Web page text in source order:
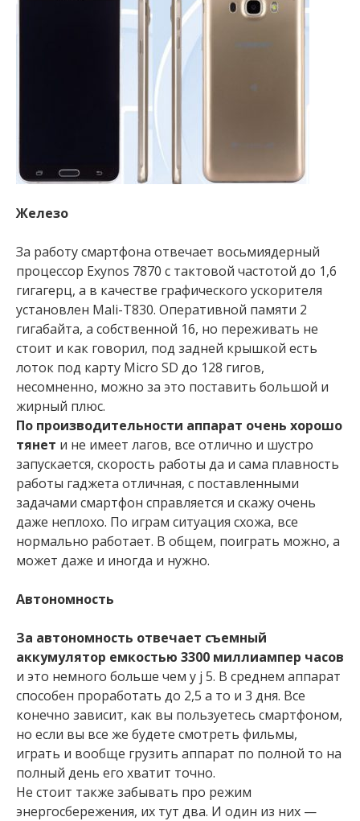
Железо
За работу смартфона отвечает восьмиядерный
процессор Exynos 7870 с тактовой частотой до 1,6
гигагерц, а в качестве графического ускорителя
установлен Mali-T830. Оперативной памяти 2
гигабайта, а собственной 16, но переживать не
стоит и как говорил, под задней крышкой есть
лоток под карту Micro SD до 128 гигов,
несомненно, можно за это поставить большой и
жирный плюс.
По производительности аппарат очень хорошо
тянет и не имеет лагов, все отлично и шустро
запускается, скорость работы да и сама плавность
работы гаджета отличная, с поставленными
задачами смартфон справляется и скажу очень
даже неплохо. По играм ситуация схожа, все
нормально работает. В общем, поиграть можно, а
может даже и иногда и нужно.
Автономность
За автономность отвечает съемный
аккумулятор емкостью 3300 миллиампер часов
и это немного больше чем у j 5. В среднем аппарат
способен проработать до 2,5 а то и 3 дня. Все
конечно зависит, как вы пользуетесь смартфоном,
но если вы все же будете смотреть фильмы,
играть и вообще грузить аппарат по полной то на
полный день его хватит точно.
Не стоит также забывать про режим
энергосбережения, их тут два. И один из них —